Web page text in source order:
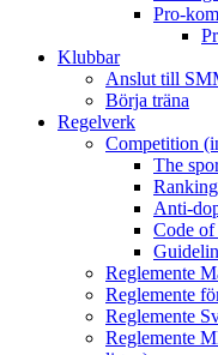
Pro-
Klubbar
Anslut till
Börja träna
Regelverk
Competition
The
Anti-
Code
Reglemente
Reglemente
Reglemente
Reglemente